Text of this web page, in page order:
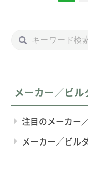
ン
メーカー／ビル
注目のメーカー
メーカー／ビル